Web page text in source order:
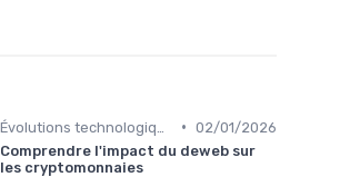
• 02/01/2026
Comprendre l'impact du deweb sur
les cryptomonnaies